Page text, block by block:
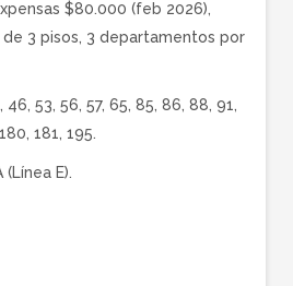
$80.000 (feb 2026),
de 3 pisos, 3 departamentos por
53, 56, 57, 65, 85, 86, 88, 91,
181, 195.
(Línea E).